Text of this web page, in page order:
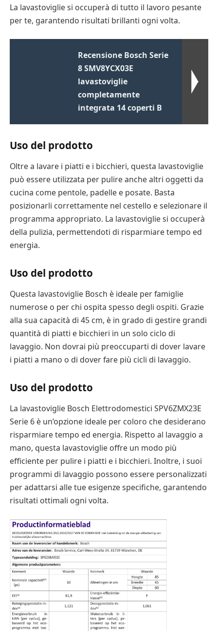
La lavastoviglie si occuperà di tutto il lavoro pesante
per te, garantendo risultati brillanti ogni volta.
Recensione Bosch Serie
8 SMV8YCX03E
lavastoviglie
completamente
integrata 14 coperti B
Uso del prodotto
Oltre a lavare i piatti e i bicchieri, questa lavastoviglie
può essere utilizzata per pulire anche altri oggetti da
cucina come pentole, padelle e posate. Basta
posizionarli correttamente nel cestello e selezionare il
programma appropriato. La lavastoviglie si occuperà
della pulizia, permettendoti di risparmiare tempo ed
energia.
Uso del prodotto
Questa lavastoviglie Bosch è ideale per famiglie
numerose o per chi ospita spesso degli ospiti. Grazie
alla sua capacità di 45 cm, è in grado di gestire grandi
quantità di piatti e bicchieri in un solo ciclo di
lavaggio. Non dovrai più preoccuparti di dover lavare
i piatti a mano o di dover fare più cicli di lavaggio.
Uso del prodotto
La lavastoviglie Bosch Elettrodomestici SPV6ZMX23E
Serie 6 è un’opzione ideale per coloro che desiderano
risparmiare tempo ed energia. Rispetto al lavaggio a
mano, questa lavastoviglie offre un modo più
efficiente per pulire i piatti e i bicchieri. Inoltre, i suoi
programmi di lavaggio possono essere personalizzati
per adattarsi alle tue esigenze specifiche, garantendo
risultati ottimali ogni volta.